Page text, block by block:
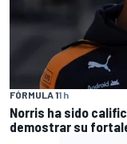
FÓRMULA 11 h
Norris ha sido
demostrar su